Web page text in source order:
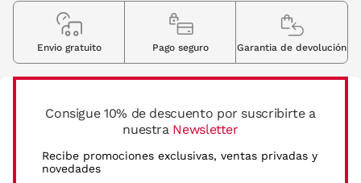
Consigue 10% de descuento por suscribirte a
nuestra Newsletter
Recibe promociones exclusivas, ventas privadas y
novedades
Envio gratuito Pago seguro Garantia de devolución